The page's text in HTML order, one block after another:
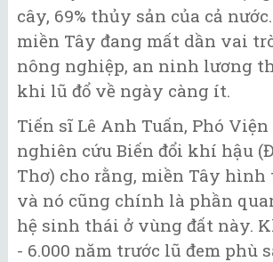
cây, 69% thủy sản của cả
miền Tây đang mất dần vai
nông nghiệp, an ninh lương
khi lũ đổ về ngày càng ít.
Tiến sĩ Lê Anh Tuấn, Phó
nghiên cứu Biến đổi khí hậu
Thơ) cho rằng, miền Tây
và nó cũng chính là phần
hệ sinh thái ở vùng đất này.
- 6.000 năm trước lũ đem phù